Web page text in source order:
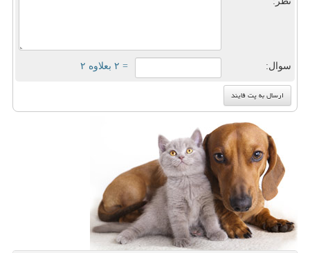
سوال: = ۲ بعلاوه ۲